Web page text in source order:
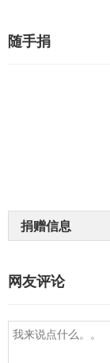
随手捐
捐赠信息
网友评论